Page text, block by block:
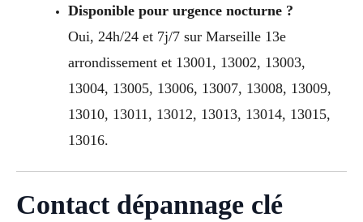
Disponible pour urgence nocturne ?
Oui, 24h/24 et 7j/7 sur Marseille 13e
arrondissement et 13001, 13002, 13003,
13004, 13005, 13006, 13007, 13008, 13009,
13010, 13011, 13012, 13013, 13014, 13015,
13016.
Contact dépannage clé